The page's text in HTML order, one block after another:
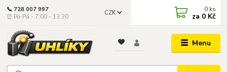
Menu
CZK
📞 728 007 997
⏰ Po-Pá - 7:00 - 13:30
0 ks
za 0 Kč